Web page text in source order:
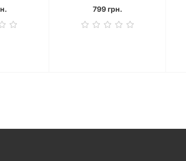
799 грн.